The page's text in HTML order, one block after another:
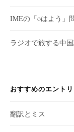
IMEの「oはよう」
ラジオで旅する中
おすすめのエントリ
翻訳とミス